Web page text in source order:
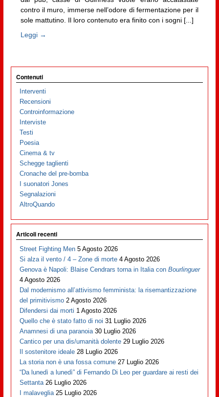
contro il muro, immerse nell’odore di fermentazione per il
sole mattutino. Il loro contenuto era finito con i sogni [...]
Leggi →
Contenuti
Interventi
Recensioni
Controinformazione
Interviste
Testi
Poesia
Cinema & tv
Schegge taglienti
Cronache del pre-bomba
I suonatori Jones
Segnalazioni
AltroQuando
Articoli recenti
Street Fighting Men 5 Agosto 2026
Si alza il vento / 4 – Zone di morte 4 Agosto 2026
Genova è Napoli: Blaise Cendrars torna in Italia conBourlinguer
4 Agosto 2026
Dal modernismo all’attivismo femminista: la risemantizzazione
del primitivismo 2 Agosto 2026
Difendersi dai morti 1 Agosto 2026
Quello che è stato fatto di noi 31 Luglio 2026
Anamnesi di una paranoia 30 Luglio 2026
Cantico per una dis/umanità dolente 29 Luglio 2026
Il sostenitore ideale 28 Luglio 2026
La storia non è una fossa comune 27 Luglio 2026
“Da lunedì a lunedì” di Fernando Di Leo per guardare ai resti dei
Settanta 26 Luglio 2026
I malaveglia 25 Luglio 2026